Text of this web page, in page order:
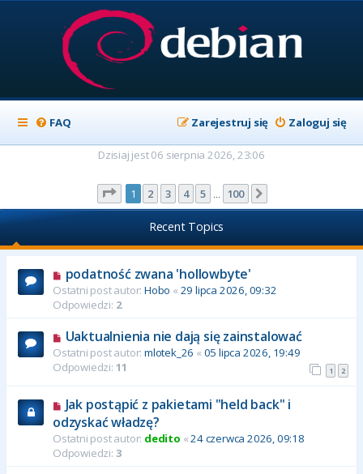
FAQ Zaloguj się
Zarejestruj się
Dzisiaj jest 06 sierpnia 2026, 23:06
Strona z100
1 2 3 4 5 100
Recent Topics
podatność zwana 'hollowbyte'
Ostatni post autor: Hobo « 29 lipca 2026, 09:32
Odpowiedzi: 2
Uaktualnienia nie dają się zainstalować
Ostatni post autor: mlotek_26 « 05 lipca 2026, 19:49
Odpowiedzi: 11 1 2
Jak postąpić z pakietami "held back" i
odzyskać władzę?
Ostatni post autor: dedito «24 czerwca 2026, 09:18
Odpowiedzi: 3